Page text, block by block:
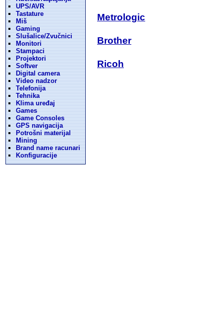
UPS/AVR
Tastature
Miš
Gaming
Slušalice/Zvučnici
Monitori
Stampaci
Projektori
Softver
Digital camera
Video nadzor
Telefonija
Tehnika
Klima uređaj
Games
Game Consoles
GPS navigacija
Potrošni materijal
Mining
Brand name racunari
Konfiguracije
Metrologic
Brother
Ricoh